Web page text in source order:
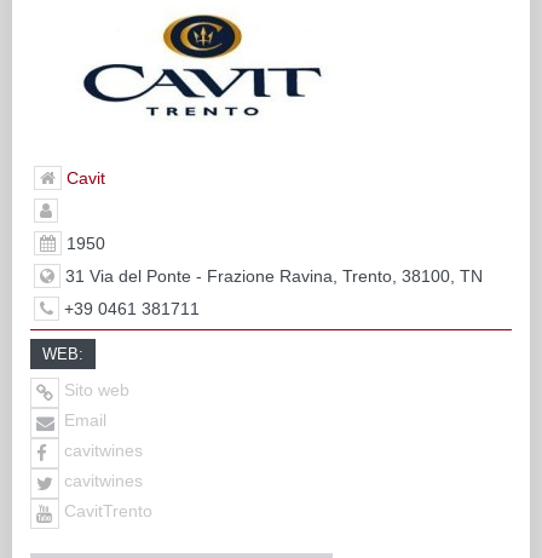
Cavit
1950
31 Via del Ponte - Frazione Ravina, Trento, 38100, TN
+39 0461 381711
WEB:
Sito web
Email
cavitwines
cavitwines
CavitTrento